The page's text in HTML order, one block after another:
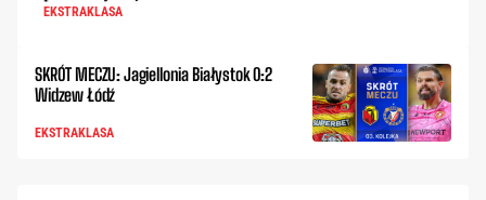
EKSTRAKLASA
SKRÓT MECZU: Jagiellonia Białystok 0:2
Widzew Łódź
EKSTRAKLASA